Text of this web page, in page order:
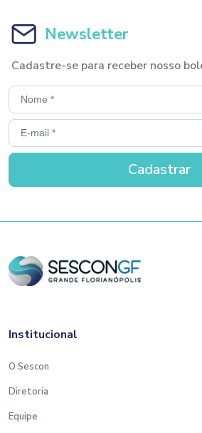
Newsletter
Cadastre-se para receber nosso
Institucional
O Sescon
Diretoria
Equipe